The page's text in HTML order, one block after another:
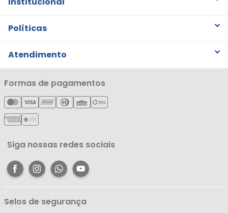
Quem somos
Notícias
Cartão Líderzan
Políticas
Trocas e Devoluções
Política de Privacidade
Política de Entrega
Política de Reembolso
Atendimento
Minha Conta
Meus Pedidos
Meus Favoritos
Central de Atendimento
Formas de pagamentos
Siga nossas redes sociais
Selos de segurança